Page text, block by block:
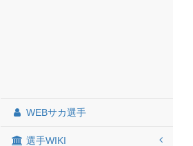
WEBサカ選手
選手WIKI